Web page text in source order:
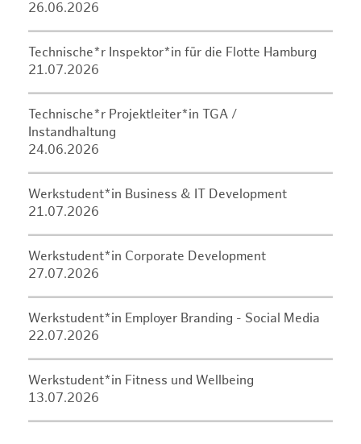
26.06.2026
Technische*r Inspektor*in für die Flotte Hamburg
21.07.2026
Technische*r Projektleiter*in TGA /
Instandhaltung
24.06.2026
Werkstudent*in Business & IT Development
21.07.2026
Werkstudent*in Corporate Development
27.07.2026
Werkstudent*in Employer Branding - Social Media
22.07.2026
Werkstudent*in Fitness und Wellbeing
13.07.2026